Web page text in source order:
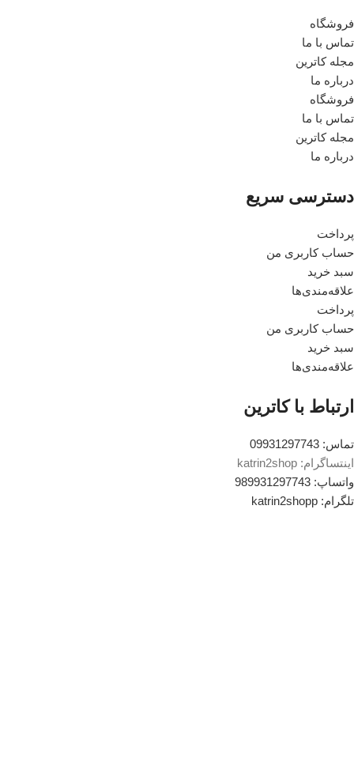
فروشگاه
تماس با ما
مجله کاترین
درباره ما
فروشگاه
تماس با ما
مجله کاترین
درباره ما
دسترسی سریع
پرداخت
حساب کاربری من
سبد خرید
علاقه‌مندی‌ها
پرداخت
حساب کاربری من
سبد خرید
علاقه‌مندی‌ها
ارتباط با کاترین
تماس: 09931297743
اینتساگرام: katrin2shop
واتساپ: 989931297743
تلگرام: katrin2shopp